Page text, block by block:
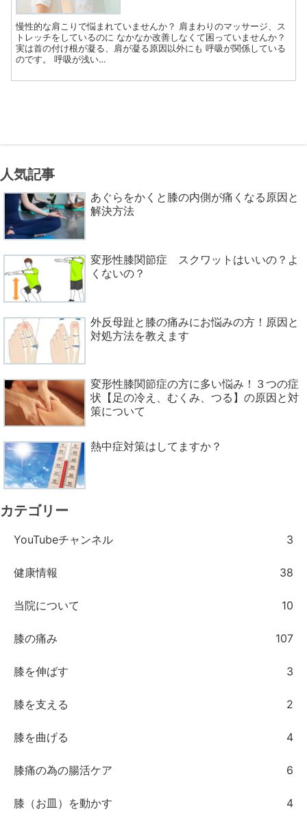
慢性的な肩こりで悩まれていませんか？ 肩まわりのマッサージ、ス
トレッチをしているのに なかなか改善しなくて困っていませんか？
実は首の付け根が凝る、肩が凝る原因以外にも 呼吸が関係している
のです。 呼吸が浅い…
人気記事
あぐらをかくと膝の内側が痛くなる原因と
解決方法
変形性膝関節症 スクワットはいいの？よ
くないの？
外反母趾と膝の痛みにお悩みの方！原因と
対処方法を教えます
変形性膝関節症の方に多い悩み！３つの症
状【足の冷え、むくみ、つる】の原因と対
策について
熱中症対策はしてますか？
カテゴリー
YouTubeチャンネル 3
健康情報 38
当院について 10
膝の痛み 107
膝を伸ばす 3
膝を支える 2
膝を曲げる 4
膝痛の為の腸活ケア 6
膝（お皿）を動かす 4